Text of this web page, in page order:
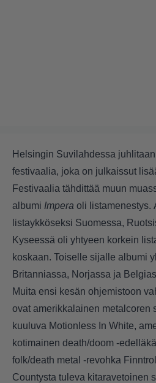
Helsingin Suvilahdessa
festivaalia, joka on julkaissut
Festivaalia tähdittää muun
albumi Impera oli listamenestys.
listaykköseksi Suomessa,
Kyseessä oli yhtyeen korkein
koskaan. Toiselle sijalle albumi
Britanniassa, Norjassa ja
Muita ensi kesän ohjemistoon
ovat amerikkalainen metalcoren
kuuluva Motionless In White,
kotimainen death/doom -
folk/death metal -revohka
Countysta tuleva kitaravetoinen